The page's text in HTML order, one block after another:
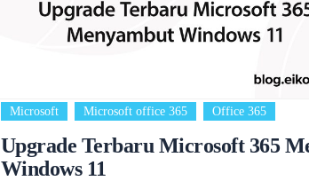
Microsoft Microsoft office 365 Office 365
Upgrade Terbaru Microsoft 365
Windows 11